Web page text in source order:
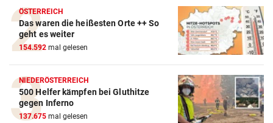
ÖSTERREICH
Das waren die heißesten Orte ++ So
geht es weiter
154.592 mal gelesen
NIEDERÖSTERREICH
500 Helfer kämpfen bei Gluthitze
gegen Inferno
137.675 mal gelesen
Crosstrainer Vergleich
ZUM VERGLEICH
E-Bike Vergleich
ZUM VERGLEICH
Elektro-Scooter Vergleich
ZUM VERGLEICH